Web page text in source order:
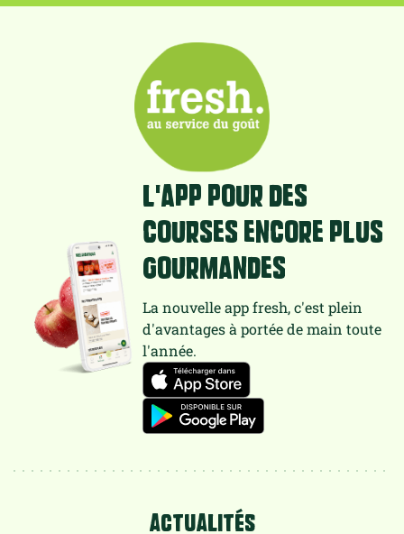
L'app pour des
courses encore plus
gourmandes
La nouvelle app fresh, c'est plein
d'avantages à portée de main toute
l'année.
ACTUALITÉS